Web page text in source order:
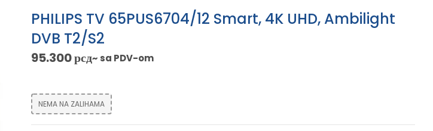
PHILIPS TV 65PUS6704/12 Smart, 4K UHD, Ambilight
DVB T2/S2
95.300рсд~ sa PDV-om
NEMA NA ZALIHAMA